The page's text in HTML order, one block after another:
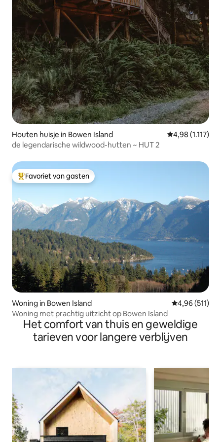
Houten huisje in Bowen Island Gemiddelde
4,98 (1.117)
de legendarische wildwood-hutten ~ HUT 2
Topfavoriet van gasten
Favoriet van gasten
Woning in Bowen Island Gemiddelde
4,96 (511)
Woning met prachtig uitzicht op Bowen Island
Het comfort van thuis en geweldige
tarieven voor langere verblijven